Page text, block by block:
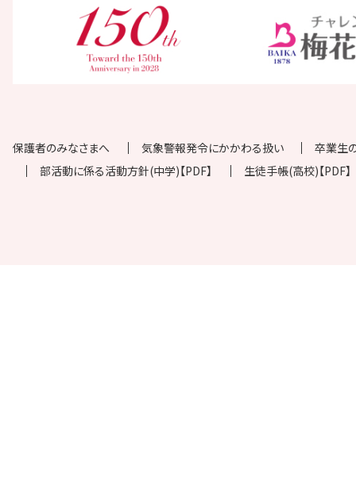
保護者のみなさまへ 気象警報発令にかかわる扱い
卒業生
部活動に係る活動方針(中学)【PDF】
生徒手帳(高校)【PDF】